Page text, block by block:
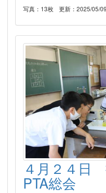
写真：13枚 更新：2025/05/09
４月２４日
PTA総会